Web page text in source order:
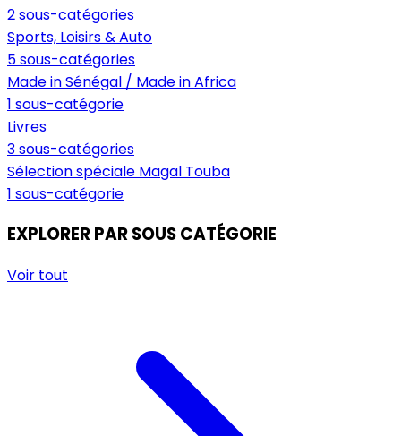
2 sous-catégories
Sports, Loisirs & Auto
5 sous-catégories
Made in Sénégal / Made in Africa
1 sous-catégorie
Livres
3 sous-catégories
Sélection spéciale Magal Touba
1 sous-catégorie
EXPLORER PAR SOUS CATÉGORIE
Voir tout